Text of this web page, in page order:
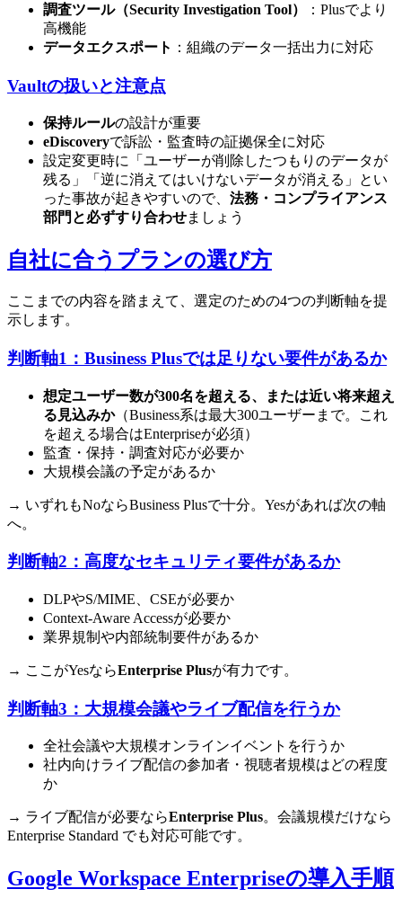
調査ツール（Security Investigation Tool）
：Plusでより
高機能
データエクスポート ：組織のデータ一括出力に対応
Vaultの扱いと注意点
保持ルールの設計が重要
eDiscoveryで訴訟・監査時の証拠保全に対応
設定変更時に「ユーザーが削除したつもりのデータが
残る」「逆に消えてはいけないデータが消える」とい
った事故が起きやすいので、 法務・コンプライアンス
部門と必ずすり合わせましょう
自社に合うプランの選び方
ここまでの内容を踏まえて、選定のための4つの判断軸を提
示します。
判断軸1：Business Plusでは足りない要件があるか
想定ユーザー数が300名を超える、または近い将来超え
る見込みか（Business系は最大300ユーザーまで。これ
を超える場合はEnterpriseが必須）
監査・保持・調査対応が必要か
大規模会議の予定があるか
→ いずれもNoならBusiness Plusで十分。Yesがあれば次の軸
へ。
判断軸2：高度なセキュリティ要件があるか
DLPやS/MIME、CSEが必要か
Context-Aware Accessが必要か
業界規制や内部統制要件があるか
→ ここがYesならEnterprise Plusが有力です。
判断軸3：大規模会議やライブ配信を行うか
全社会議や大規模オンラインイベントを行うか
社内向けライブ配信の参加者・視聴者規模はどの程度
か
→ ライブ配信が必要ならEnterprise Plus。会議規模だけなら
Enterprise Standard でも対応可能です。
Google Workspace Enterpriseの導入手順